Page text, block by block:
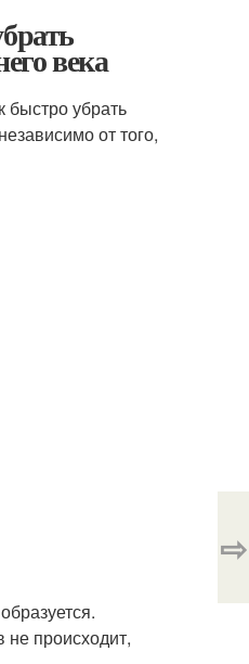
века
быстро убрать
от того,
происходит,
⇨